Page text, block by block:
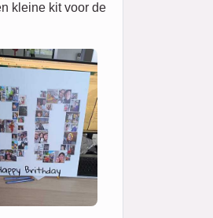
kleine kit voor de